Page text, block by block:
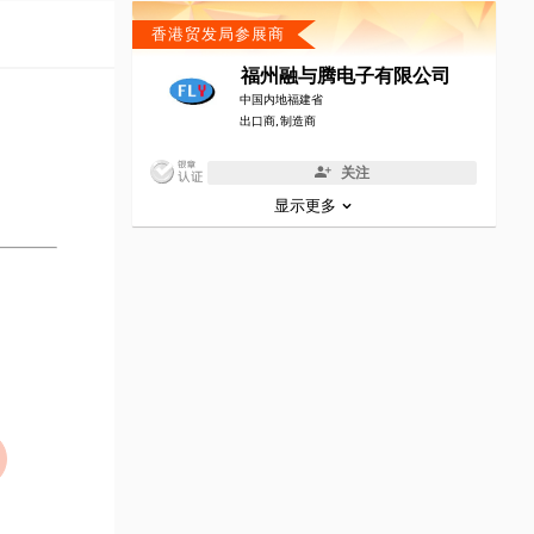
香港贸发局参展商
福州融与腾电子有限公司
中国内地福建省
出口商, 制造商
关注
显示更多